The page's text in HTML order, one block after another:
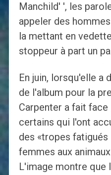
Manchild' ', les
appeler des
la mettant en
stoppeur à part un
En juin, lorsqu'elle a
de l'album pour la
Carpenter a fait
certains qui l'ont
des «tropes
femmes aux
L'image montre que